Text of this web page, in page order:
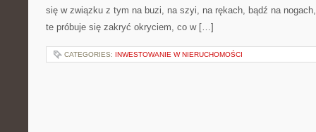
się w związku z tym na buzi, na szyi, na rękach, bądź na
te próbuje się zakryć okryciem, co w […]
CATEGORIES: INWESTOWANIE W NIERUCHOMOŚCI